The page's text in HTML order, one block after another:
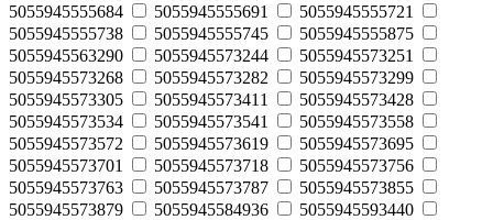
5055945555684
5055945555691
5055945555721
5055945555738
5055945555745
5055945555875
5055945563290
5055945573244
5055945573251
5055945573268
5055945573282
5055945573299
5055945573305
5055945573411
5055945573428
5055945573534
5055945573541
5055945573558
5055945573572
5055945573619
5055945573695
5055945573701
5055945573718
5055945573756
5055945573763
5055945573787
5055945573855
5055945573879
5055945584936
5055945593440